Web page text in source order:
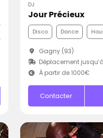
DJ
Jour Précieux
Disco Dance
Gagny (93)
Déplacement
À partir de 1000€
Contacter